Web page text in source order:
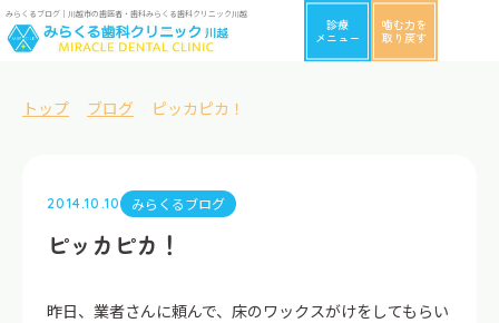
みらくるブログ｜川越市の歯医者・歯科みらくる歯科クリニック川越
診療
メニュー
噛む力を
取り戻す
トップ ブログ ピッカピカ！
2014.10.10 みらくるブログ
ピッカピカ！
昨日、業者さんに頼んで、床のワックスがけをしてもらい